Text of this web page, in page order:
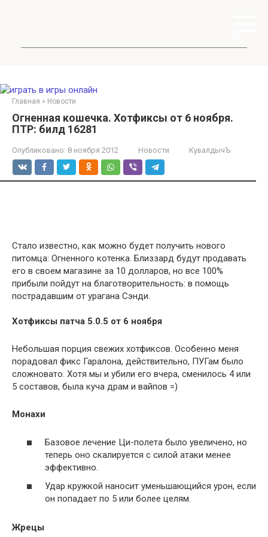
Главная » Новости
Огненная кошечка. Хотфиксы от 6 ноября.
ПТР: билд 16281
Опубликовано: 8 ноября 2012 Новости КувалдычЪ
Стало известно, как можно будет получить нового
питомца: Огненного котенка. Близзард будут продавать
его в своем магазине за 10 долларов, но все 100%
прибыли пойдут на благотворительность: в помощь
пострадавшим от урагана Сэнди.
Хотфиксы патча 5.0.5 от 6 ноября
Небольшая порция свежих хотфиксов. Особенно меня
порадовал фикс Гаралона, действительно, ПУГам было
сложновато. Хотя мы и убили его вчера, сменилось 4 или
5 составов, была куча драм и вайпов =)
Монахи
Базовое лечение Ци-полета было увеличено, но
теперь оно скалируется с силой атаки менее
эффективно.
Удар кружкой наносит уменьшающийся урон, если
он попадает по 5 или более целям.
Жрецы